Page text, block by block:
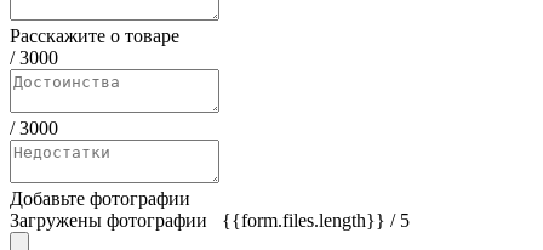
Расскажите о товаре
/3000
/3000
Добавьте фотографии
Загружены фотографии
{{form.files.length}} / 5